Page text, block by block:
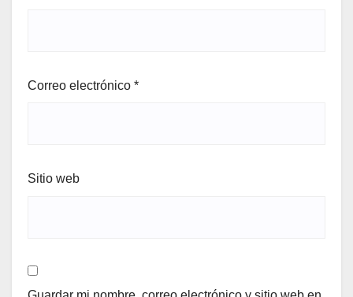
Correo electrónico *
Sitio web